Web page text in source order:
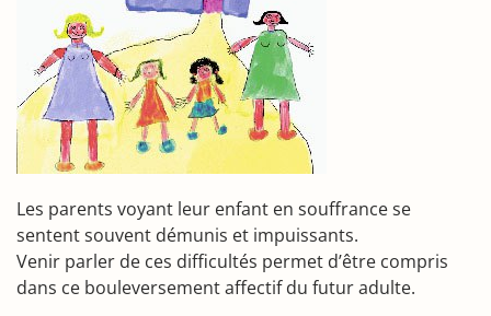
Les parents voyant leur enfant en souffrance se
sentent souvent démunis et impuissants.
Venir parler de ces difficultés permet d’être compris
dans ce bouleversement affectif du futur adulte.